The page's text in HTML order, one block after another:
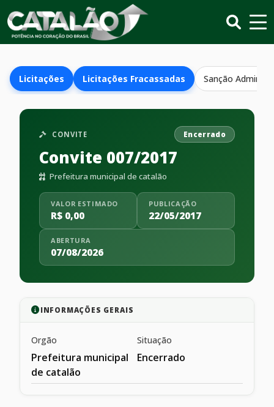
Licitações Licitações Fracassadas Sanção
CONVITE Encerrado
Convite 007/2017
Prefeitura municipal de catalão
VALOR ESTIMADO
R$ 0,00
PUBLICAÇÃO
22/05/2017
ABERTURA
07/08/2026
INFORMAÇÕES GERAIS
Orgão
Prefeitura municipal
de catalão
Situação
Encerrado